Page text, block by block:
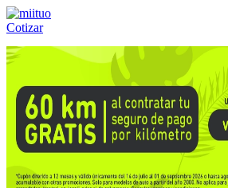
Cotizar
Llámanos al:(55) 84-21-05-00 ó